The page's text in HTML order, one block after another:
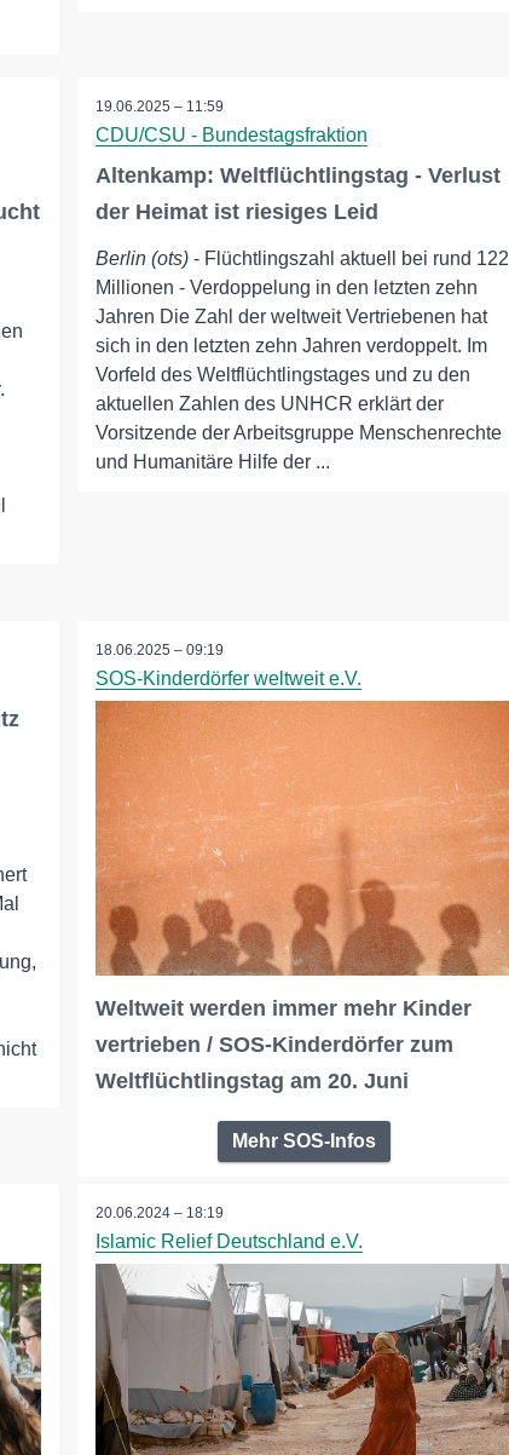
19.06.2025 – 11:59
CDU/CSU - Bundestagsfraktion
Altenkamp: Weltflüchtlingstag - Verlust
der Heimat ist riesiges Leid
Berlin (ots)- Flüchtlingszahl aktuell bei rund 122
Millionen - Verdoppelung in den letzten zehn
Jahren Die Zahl der weltweit Vertriebenen hat
sich in den letzten zehn Jahren verdoppelt. Im
Vorfeld des Weltflüchtlingstages und zu den
aktuellen Zahlen des UNHCR erklärt der
Vorsitzende der Arbeitsgruppe Menschenrechte
und Humanitäre Hilfe der ...
18.06.2025 – 09:19
SOS-Kinderdörfer weltweit e.V.
Weltweit werden immer mehr Kinder
vertrieben / SOS-Kinderdörfer zum
Weltflüchtlingstag am 20. Juni
Mehr SOS-Infos
20.06.2024 – 18:19
Islamic Relief Deutschland e.V.